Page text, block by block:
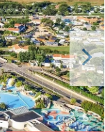
Next